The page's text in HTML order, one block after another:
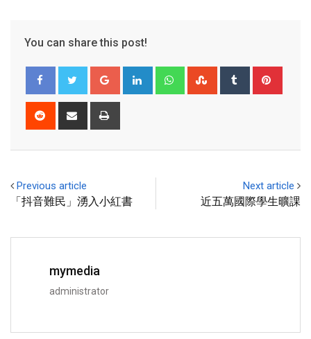
You can share this post!
Previous article
「抖音難民」湧入小紅書
Next article
近五萬國際學生曠課
mymedia
administrator